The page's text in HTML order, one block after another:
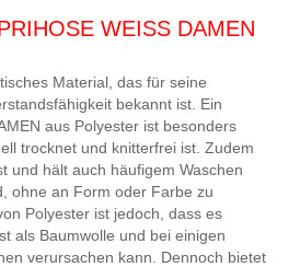
WEISS DAMEN
Material, das für seine
bekannt ist. Ein
aus Polyester ist besonders
trocknet und knitterfrei ist. Zudem
und hält auch häufigem Waschen
ohne an Form oder Farbe zu
Polyester ist jedoch, dass es
als Baumwolle und bei einigen
verursachen kann. Dennoch bietet